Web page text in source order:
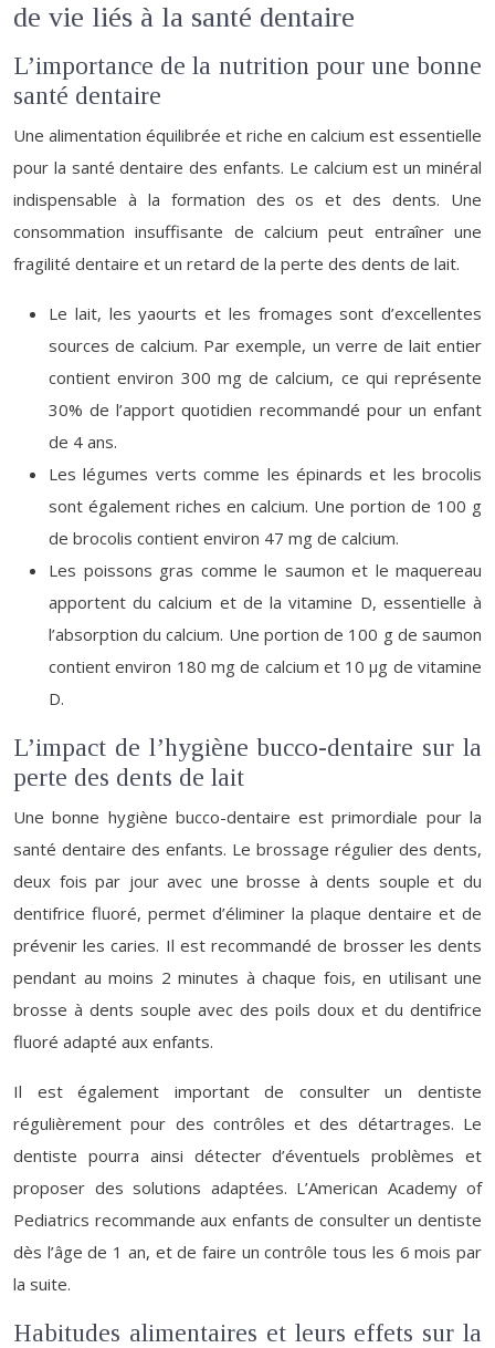
de vie liés à la santé dentaire
L’importance de la nutrition pour une bonne
santé dentaire
Une alimentation équilibrée et riche en calcium est essentielle
pour la santé dentaire des enfants. Le calcium est un minéral
indispensable à la formation des os et des dents. Une
consommation insuffisante de calcium peut entraîner une
fragilité dentaire et un retard de la perte des dents de lait.
Le lait, les yaourts et les fromages sont d’excellentes
sources de calcium. Par exemple, un verre de lait entier
contient environ 300 mg de calcium, ce qui représente
30% de l’apport quotidien recommandé pour un enfant
de 4 ans.
Les légumes verts comme les épinards et les brocolis
sont également riches en calcium. Une portion de 100 g
de brocolis contient environ 47 mg de calcium.
Les poissons gras comme le saumon et le maquereau
apportent du calcium et de la vitamine D, essentielle à
l’absorption du calcium. Une portion de 100 g de saumon
contient environ 180 mg de calcium et 10 µg de vitamine
D.
L’impact de l’hygiène bucco-dentaire sur la
perte des dents de lait
Une bonne hygiène bucco-dentaire est primordiale pour la
santé dentaire des enfants. Le brossage régulier des dents,
deux fois par jour avec une brosse à dents souple et du
dentifrice fluoré, permet d’éliminer la plaque dentaire et de
prévenir les caries. Il est recommandé de brosser les dents
pendant au moins 2 minutes à chaque fois, en utilisant une
brosse à dents souple avec des poils doux et du dentifrice
fluoré adapté aux enfants.
Il est également important de consulter un dentiste
régulièrement pour des contrôles et des détartrages. Le
dentiste pourra ainsi détecter d’éventuels problèmes et
proposer des solutions adaptées. L’American Academy of
Pediatrics recommande aux enfants de consulter un dentiste
dès l’âge de 1 an, et de faire un contrôle tous les 6 mois par
la suite.
Habitudes alimentaires et leurs effets sur la